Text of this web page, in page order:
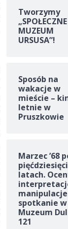
Tworzymy
„SPOŁECZNE
MUZEUM
URSUSA”!
Sposób na
wakacje w
mieście –
letnie w
Pruszkowie
Marzec ’68
latach.
spotkanie w
Muzeum
121